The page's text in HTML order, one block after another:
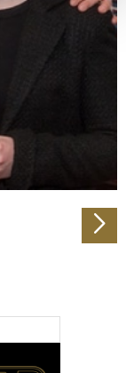
Daten
im
zu
anbieten
zu
zu Ihrer
für
mit
bereitgestellt